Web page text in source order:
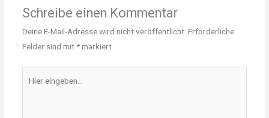
Schreibe einen Kommentar
Deine E-Mail-Adresse wird nicht veröffentlicht. Erforderliche
Felder sind mit*markiert
eingeben…